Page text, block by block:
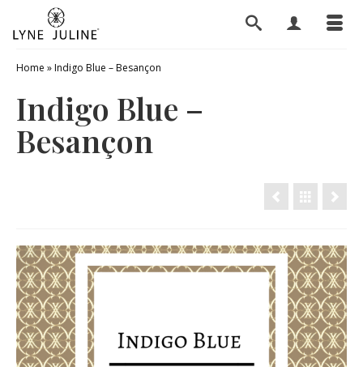
Home »Indigo Blue – Besançon
Indigo Blue –
Besançon